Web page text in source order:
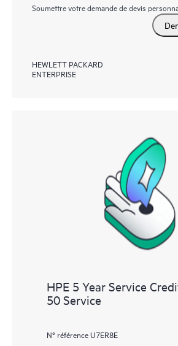
Soumettre votre demande de devis
HEWLETT PACKARD
ENTERPRISE
HPE 5 Year Service
50 Service
N° référence U7ER8E